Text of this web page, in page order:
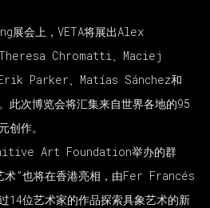
会上，VETA将展出Alex
Chromatti、Maciej
Parker、Matías Sánchez和
此次博览会将汇集来自世界各地的95
创作。
Art Foundation举办的群
术”也将在香港亮相，由Fer Francés
14位艺术家的作品探索具象艺术的新